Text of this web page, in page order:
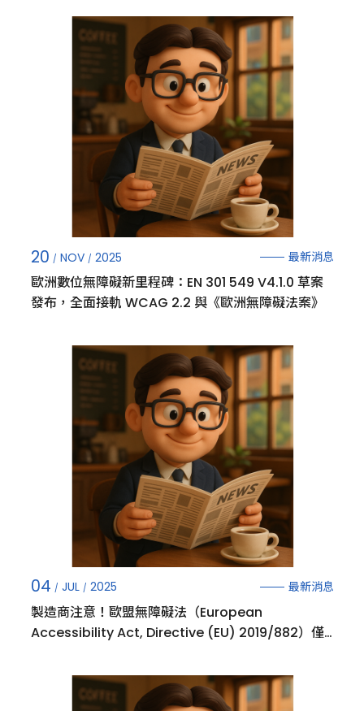
20 NOV 2025 最新消息
歐洲數位無障礙新里程碑：EN 301 549 V4.1.0 草案
發布，全面接軌 WCAG 2.2 與《歐洲無障礙法案》
04 JUL 2025 最新消息
製造商注意！歐盟無障礙法（European
Accessibility Act, Directive (EU) 2019/882）僅